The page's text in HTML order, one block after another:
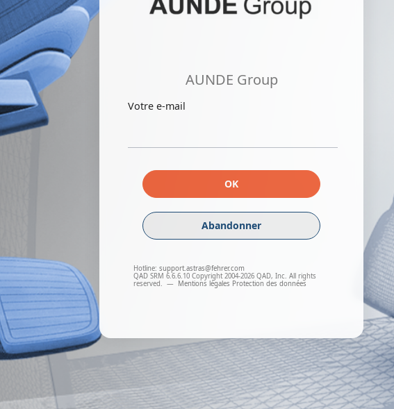
AUNDE Group
Votre e-mail
OK
Abandonner
Hotline: support.astras@fehrer.com
QAD SRM 6.6.6.10 Copyright 2004-2026 QAD, Inc. All rights
reserved. — Mentions légales Protection des données